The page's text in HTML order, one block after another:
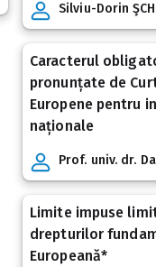
Silviu-Dorin
Caracterul
pronunțate de
Europene pentru
naționale
Prof. univ. dr.
Limite impuse
drepturilor
Europeană*